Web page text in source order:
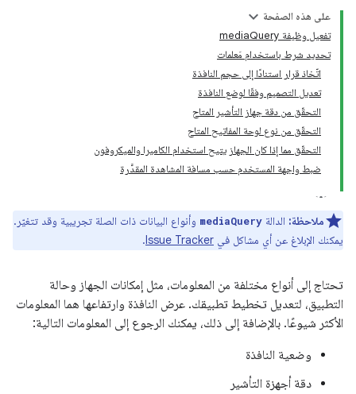
على هذه الصفحة
تفعيل وظيفة mediaQuery
تحديد شرط باستخدام مَعلمات
اتّخاذ قرار استنادًا إلى حجم النافذة
تعديل التصميم وفقًا لوضع النافذة
التحقّق من دقة جهاز التأشير المتاح
التحقّق من نوع لوحة المفاتيح المتاح
التحقّق مما إذا كان الجهاز يتيح استخدام الكاميرا والميكروفون
ضبط واجهة المستخدم حسب مسافة المشاهدة المقدَّرة
ملاحظة: الدالة mediaQuery وأنواع البيانات ذات الصلة تجريبية وقد تتغيّر.
يمكنك الإبلاغ عن أي مشاكل في Issue Tracker
.
تحتاج إلى أنواع مختلفة من المعلومات، مثل إمكانات الجهاز وحالة
التطبيق، لتعديل تخطيط تطبيقك. عرض النافذة وارتفاعها هما المعلومات
الأكثر شيوعًا. بالإضافة إلى ذلك، يمكنك الرجوع إلى المعلومات التالية:
وضعية النافذة
دقة أجهزة التأشير